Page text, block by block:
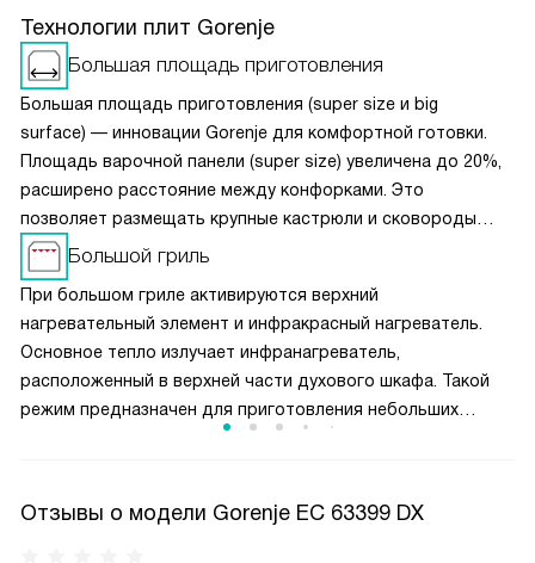
Технологии плит Gorenje
Большая площадь приготовления
Большая площадь приготовления (super size и big
surface) — инновации Gorenje для комфортной готовки.
Площадь варочной панели (super size) увеличена до 20%,
расширено расстояние между конфорками. Это
позволяет размещать крупные кастрюли и сковороды
одновременно, не мешая друг другу. Чугунные решётки
обеспечивают устойчивость посуды при перемещении.
Конструкция (super size) в духовках предлагает
увеличенную камеру и противни макси-формата. Полная
ширина духовки используется эффективно, а равномерная
циркуляция воздуха гарантирует идеальное пропекание
блюд на всех уровнях.
Большой гриль
При большом гриле активируются верхний
нагревательный элемент и инфракрасный нагреватель.
Основное тепло излучает инфранагреватель,
расположенный в верхней части духового шкафа. Такой
режим предназначен для приготовления небольших
Отзывы о модели Gorenje EC 63399 DX